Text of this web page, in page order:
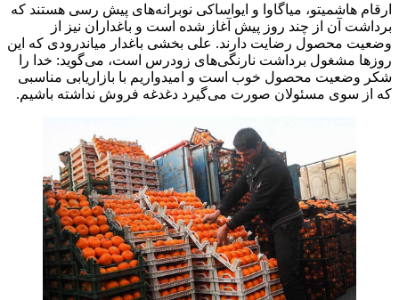
ارقام هاشمیتو، میاگاوا و ایواساکی نوبرانه‌های پیش رسی هستند که
برداشت آن از چند روز پیش آغاز شده است و باغداران نیز از
وضعیت محصول رضایت دارند. علی بخشی باغدار میاندرودی که این
روزها مشغول برداشت نارنگی‌های زودرس است، می‌گوید: خدا را
شکر وضعیت محصول خوب است و امیدواریم با بازاریابی مناسبی
که از سوی مسئولان صورت می‌گیرد دغدغه فروش نداشته باشیم.